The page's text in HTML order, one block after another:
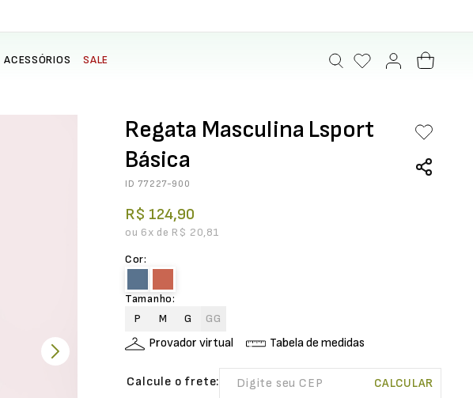
ACESSÓRIOS SALE
Regata Masculina Lsport
Básica
ID 77227-900
R$ 124,90
ou 6x de R$ 20,81
Cor:
Tamanho:
P
M G GG
Provador virtual Tabela de medidas